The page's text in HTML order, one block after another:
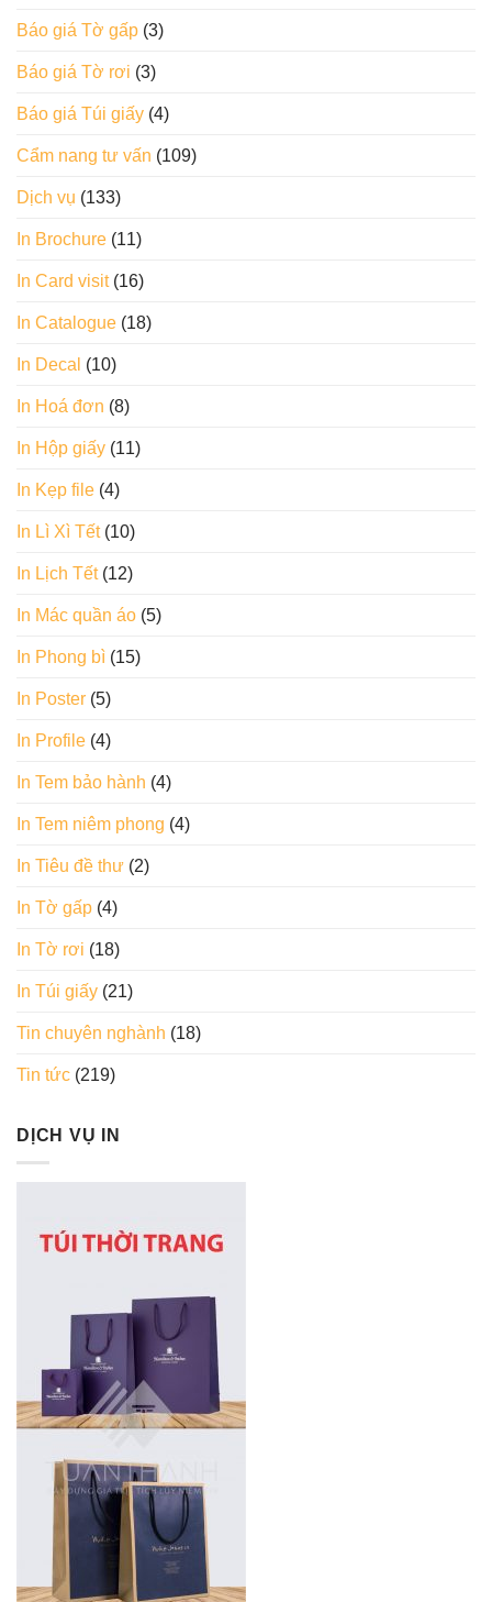
Báo giá Tờ gấp (3)
Báo giá Tờ rơi (3)
Báo giá Túi giấy (4)
Cẩm nang tư vấn (109)
Dịch vụ (133)
In Brochure (11)
In Card visit(16)
In Catalogue (18)
In Decal (10)
In Hoá đơn (8)
In Hộp giấy (11)
In Kẹp file (4)
In Lì Xì Tết(10)
In Lịch Tết(12)
In Mác quần áo (5)
In Phong bì (15)
In Poster (5)
In Profile (4)
In Tem bảo hành (4)
In Tem niêm phong (4)
In Tiêu đề thư (2)
In Tờ gấp (4)
In Tờ rơi (18)
In Túi giấy (21)
Tin chuyên nghành (18)
Tin tức (219)
DỊCH VỤ IN